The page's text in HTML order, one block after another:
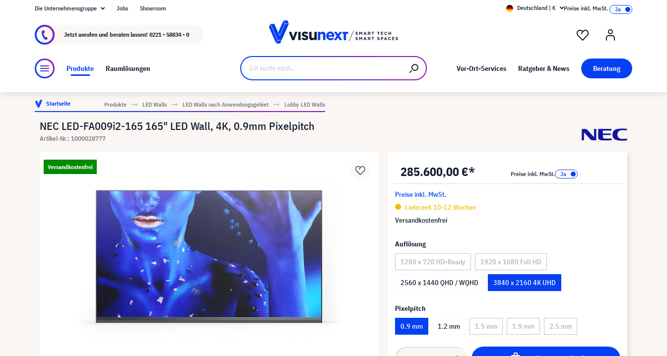
Über visunext.de Kunst bei visunext
Die Unternehmensgruppe Jobs Showroom Deutschland | € Preise inkl. MwSt.
Jetzt anrufen und beraten lassen! 0221 - 58834 - 0
Produkte Raumlösungen Vor-Ort-Services Ratgeber & News Beratung
Startseite Produkte LED Walls LED Walls nach Anwendungsgebiet Lobby LED Walls
NEC LED-FA009i2-165 165" LED Wall, 4K, 0.9mm Pixelpitch
Artikel-Nr.: 1000028777
Versandkostenfrei 285.600,00 €* Preise inkl. MwSt.
Preise inkl. MwSt.
Lieferzeit 10-12 Wochen
Versandkostenfrei
Auflösung
1280 x 720 HD-Ready
1920 x 1080 Full HD
2560 x 1440 QHD / WQHD 3840 x 2160 4K UHD
Pixelpitch
0.9 mm
1.2 mm 1.5 mm 1.9 mm 2.5 mm